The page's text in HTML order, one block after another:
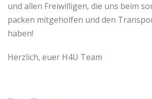
und allen Freiwilligen, die uns beim
packen mitgeholfen und den
haben!
Herzlich, euer H4U Team